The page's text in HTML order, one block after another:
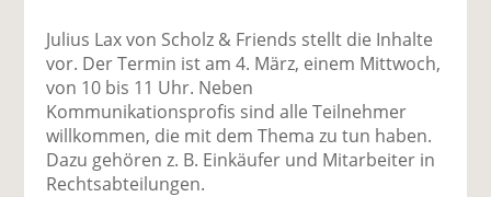
Julius Lax von Scholz & Friends stellt die Inhalte
vor. Der Termin ist am 4. März, einem Mittwoch,
von 10 bis 11 Uhr. Neben
Kommunikationsprofis sind alle Teilnehmer
willkommen, die mit dem Thema zu tun haben.
Dazu gehören z. B. Einkäufer und Mitarbeiter in
Rechtsabteilungen.